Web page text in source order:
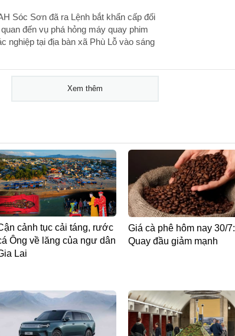
Sóc Sơn đã ra Lệnh bắt khẩn cấp đối
đến vụ phá hỏng máy quay phim
nghiệp tại địa bàn xã Phù Lỗ vào sáng
Xem thêm
cảnh tục cải táng, rước
Ông về lăng của ngư dân
Lai
Giá cà phê hôm nay 30/7:
Quay đầu giảm mạnh